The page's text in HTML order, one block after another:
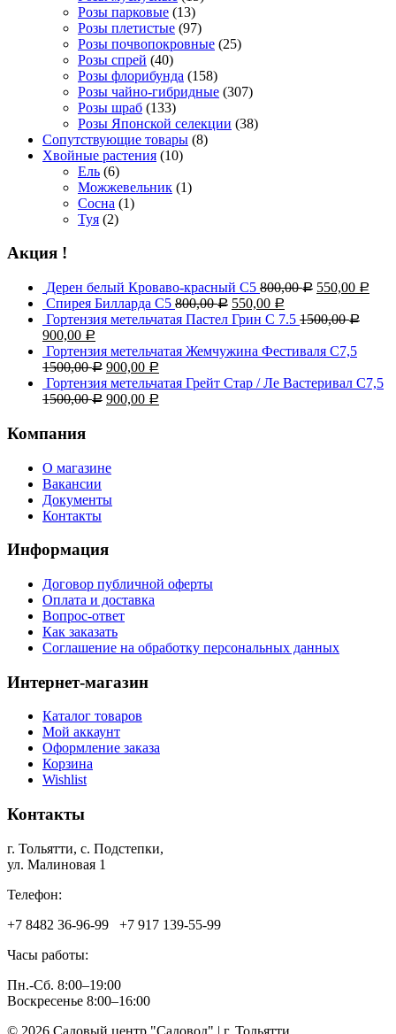
Розы парковые (13)
Розы плетистые (97)
Розы почвопокровные (25)
Розы спрей (40)
Розы флорибунда (158)
Розы чайно-гибридные (307)
Розы шраб (133)
Розы Японской селекции (38)
Сопутствующие товары (8)
Хвойные растения (10)
Ель (6)
Можжевельник (1)
Сосна (1)
Туя (2)
Акция !
Дерен белый Кроваво-красный С5 800,00Р 550,00 Р
Спирея Билларда С5 800,00Р 550,00 Р
Гортензия метельчатая Пастел Грин C 7.5 1500,00Р
900,00 Р
Гортензия метельчатая Жемчужина Фестиваля С7,5
1500,00Р 900,00 Р
Гортензия метельчатая Грейт Стар / Ле Вастеривал С7,5
1500,00Р 900,00 Р
Компания
О магазине
Вакансии
Документы
Контакты
Информация
Договор публичной оферты
Оплата и доставка
Вопрос-ответ
Как заказать
Соглашение на обработку персональных данных
Интернет-магазин
Каталог товаров
Мой аккаунт
Оформление заказа
Корзина
Wishlist
Контакты
г. Тольятти, c. Подстепки,
ул. Малиновая 1
Телефон:
+7 8482 36‑96-99 +7 917 139‑55-99
Часы работы:
Пн.-Сб. 8:00–19:00
Воскресенье 8:00–16:00
© 2026 Садовый центр "Садовод" | г. Тольятти